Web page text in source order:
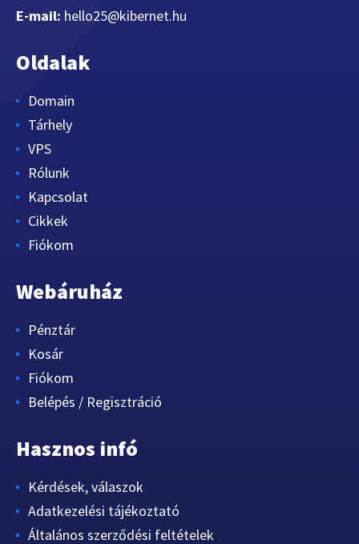
E-mail: hello25@kibernet.hu
Oldalak
Domain
Tárhely
VPS
Rólunk
Kapcsolat
Cikkek
Fiókom
Webáruház
Pénztár
Kosár
Fiókom
Belépés / Regisztráció
Hasznos infó
Kérdések, válaszok
Adatkezelési tájékoztató
Általános szerződési feltételek